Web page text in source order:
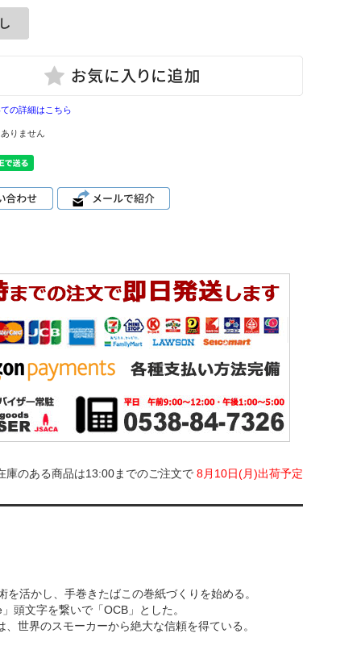
の詳細はこちら
りません
庫のある商品は13:00までのご注文で 8月10日(月)出荷予定
活かし、手巻きたばこの巻紙づくりを始める。
頭文字を繋いで「OCB」とした。
世界のスモーカーから絶大な信頼を得ている。